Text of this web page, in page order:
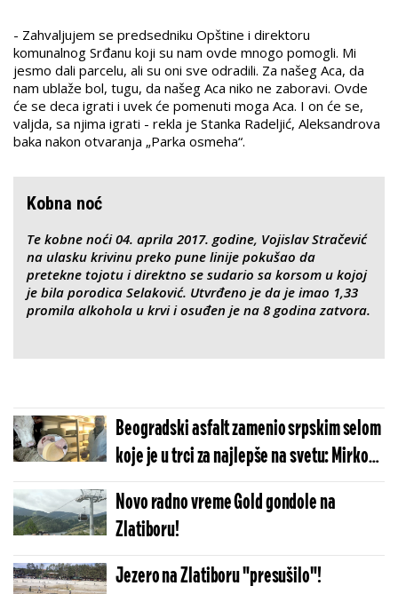
- Zahvaljujem se predsedniku Opštine i direktoru
komunalnog Srđanu koji su nam ovde mnogo pomogli. Mi
jesmo dali parcelu, ali su oni sve odradili. Za našeg Aca, da
nam ublaže bol, tugu, da našeg Aca niko ne zaboravi. Ovde
će se deca igrati i uvek će pomenuti moga Aca. I on će se,
valjda, sa njima igrati - rekla je Stanka Radeljić, Aleksandrova
baka nakon otvaranja „Parka osmeha“.
Kobna noć
Te kobne noći 04. aprila 2017. godine, Vojislav Stračević
na ulasku krivinu preko pune linije pokušao da
pretekne tojotu i direktno se sudario sa korsom u kojoj
je bila porodica Selaković. Utvrđeno je da je imao 1,33
promila alkohola u krvi i osuđen je na 8 godina zatvora.
Beogradski asfalt zamenio srpskim selom
koje je u trci za najlepše na svetu: Mirko
pravi zlatiborski sir na alpski način
Novo radno vreme Gold gondole na
Zlatiboru!
Jezero na Zlatiboru "presušilo"!